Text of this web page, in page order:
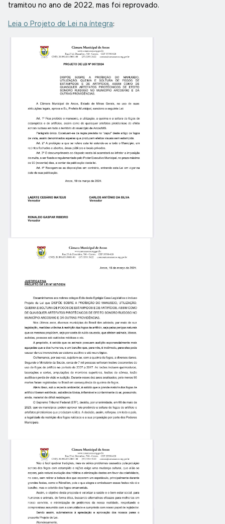
tramitou no ano de 2022, mas foi reprovado.
Leia o Projeto de Lei na íntegra: